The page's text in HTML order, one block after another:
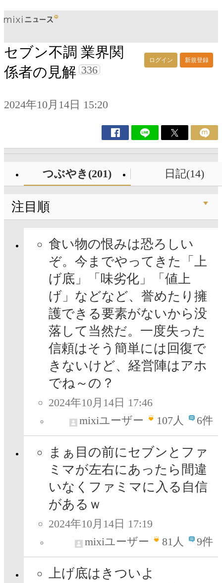
ログイン 新規登録
セブン不調 業界関
係者の見解 336
2024年10月14日 15:20
つぶやき(201) 日記(14)
注目順
食い物の恨みは恐ろしい
ぞ。今までやってきた「上
げ底」「味劣化」「値上
げ」などなど、誉めたり擁
護できる要素がないから没
落して当然だ。一度失った
信頼はそう簡単には回復で
きないけど、経営陣はアホ
でね～の？
2024年10月14日 17:46
mixiユーザー
107人 6件
まぁ目の前にセブンとファ
ミマが左右にあったら間違
いなくファミマに入る自信
があるｗ
2024年10月14日 17:19
mixiユーザー
81人 9件
上げ底はきついよ